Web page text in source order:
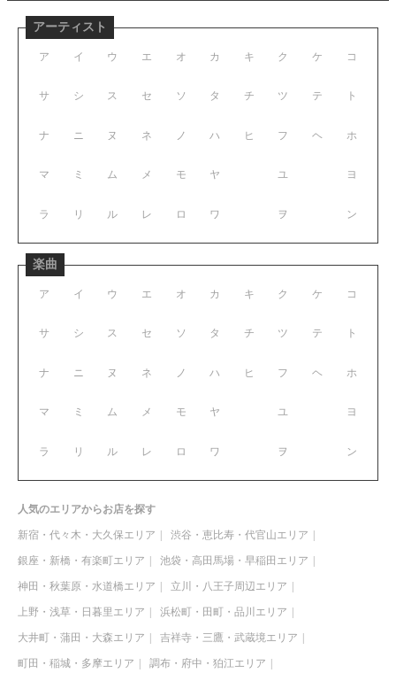
アーティスト
ア イ ウ エ オ
サ シ ス セ ソ
ナ ニ ヌ ネ ノ
マ ミ ム メ モ
ラ リ ル レ ロ
カ キ ク ケ コ
タ チ ツ テ ト
ハ ヒ フ ヘ ホ
ヤ ユ ヨ
ワ ヲ ン
楽曲
ア イ ウ エ オ
サ シ ス セ ソ
ナ ニ ヌ ネ ノ
マ ミ ム メ モ
ラ リ ル レ ロ
カ キ ク ケ コ
タ チ ツ テ ト
ハ ヒ フ ヘ ホ
ヤ ユ ヨ
ワ ヲ ン
人気のエリアからお店を探す
新宿・代々木・大久保エリア 渋谷・恵比寿・代官山エリア
銀座・新橋・有楽町エリア 池袋・高田馬場・早稲田エリア
神田・秋葉原・水道橋エリア 立川・八王子周辺エリア
上野・浅草・日暮里エリア 浜松町・田町・品川エリア
大井町・蒲田・大森エリア 吉祥寺・三鷹・武蔵境エリア
町田・稲城・多摩エリア 調布・府中・狛江エリア